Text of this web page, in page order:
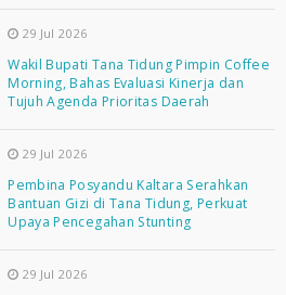
29 Jul 2026
Wakil Bupati Tana Tidung Pimpin Coffee
Morning, Bahas Evaluasi Kinerja dan
Tujuh Agenda Prioritas Daerah
29 Jul 2026
Pembina Posyandu Kaltara Serahkan
Bantuan Gizi di Tana Tidung, Perkuat
Upaya Pencegahan Stunting
29 Jul 2026